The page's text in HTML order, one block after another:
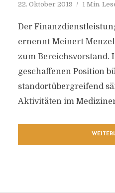
22. Oktober 2019 1 Min.
Der
ernennt Meinert
zum Bereichsvorstand.
geschaffenen Position
standortübergreifend
Aktivitäten im